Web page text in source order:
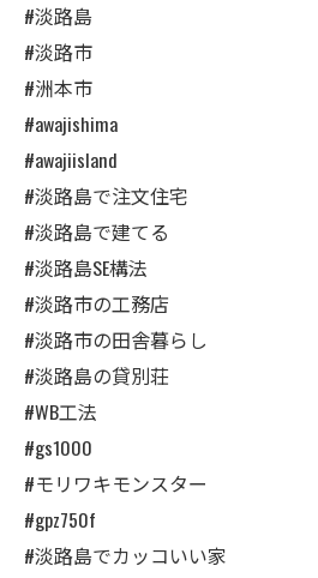
#淡路島
#淡路市
#洲本市
#awajishima
#awajiisland
#淡路島で注文住宅
#淡路島で建てる
#淡路島SE構法
#淡路市の工務店
#淡路市の田舎暮らし
#淡路島の貸別荘
#WB工法
#gs1000
#モリワキモンスター
#gpz750f
#淡路島でカッコいい家